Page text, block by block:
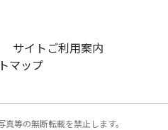
サイトご利用案内
マップ
等の無断転載を禁止します。